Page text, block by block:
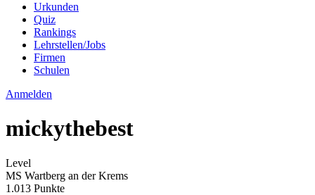
Urkunden
Quiz
Rankings
Lehrstellen/Jobs
Firmen
Schulen
Anmelden
mickythebest
Level
MS Wartberg an der Krems
1.013 Punkte